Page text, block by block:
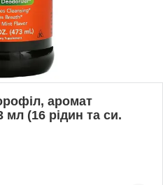
аромат
мл (16 рідин та си.